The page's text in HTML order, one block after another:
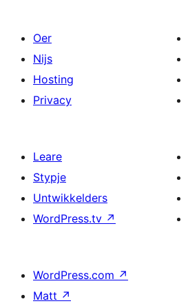
Oer
Nijs
Hosting
Privacy
Leare
Stypje
Untwikkelders
WordPress.tv ↗
WordPress.com ↗
Matt ↗